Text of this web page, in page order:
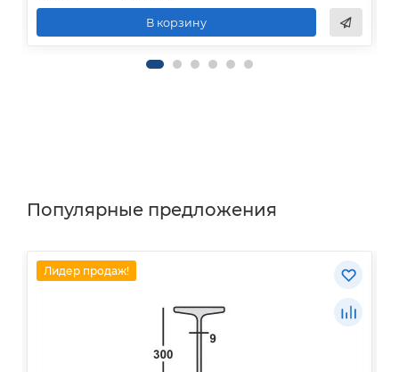
В корзину
Популярные предложения
Лидер продаж!